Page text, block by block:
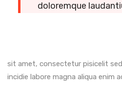
doloremque
sit amet, consectetur pisicelit
incidie labore magna aliqua enim